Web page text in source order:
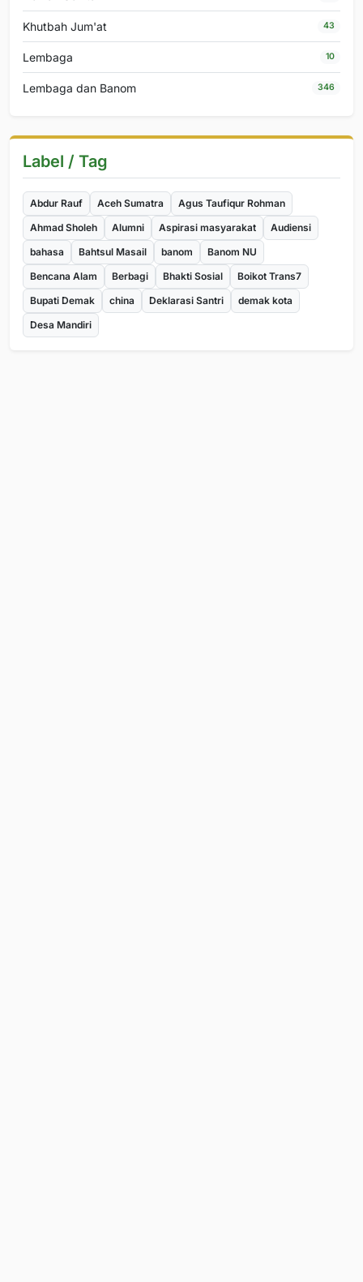
Khutbah Jum'at 43
Lembaga 10
Lembaga dan Banom 346
Label / Tag
Abdur Rauf Aceh Sumatra
Agus Taufiqur Rohman
Ahmad Sholeh
Alumni Aspirasi masyarakat
Audiensi
bahasa
Bahtsul Masail banom
Banom NU
Bencana Alam
Berbagi Bhakti Sosial
Boikot Trans7
Bupati Demak
china Deklarasi Santri
demak kota
Desa Mandiri